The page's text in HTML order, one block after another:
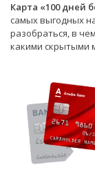
Карта «100 дней
самых выгодных
разобраться, в
какими скрытыми